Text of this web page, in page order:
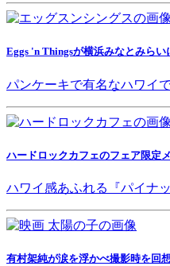
Eggs 'n Thingsが横浜みなとみらい
パンケーキで有名なハワイ
ハードロックカフェのフェア限定
ハワイ感あふれる『パイナ
有村架純が涙を浮かべ撮影時を回